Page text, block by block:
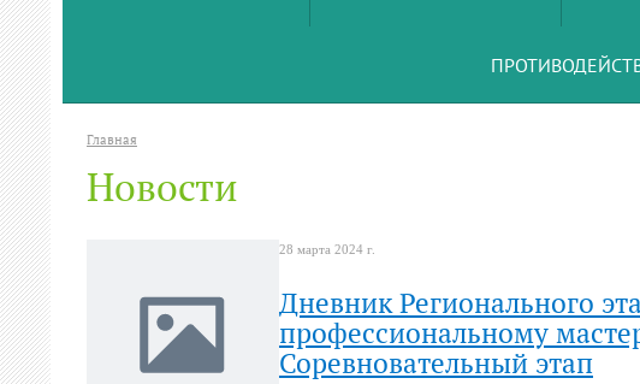
Главная
Новости
28 марта 2024 г.
Дневник Регионального
профессиональному
Соревновательный этап